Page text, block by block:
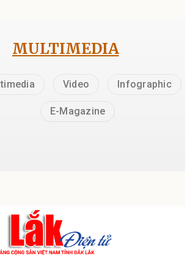
MULTIMEDIA
Video Infographic
E-Magazine